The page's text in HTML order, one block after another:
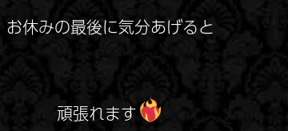
お休みの最後に気分あげると
頑張れます